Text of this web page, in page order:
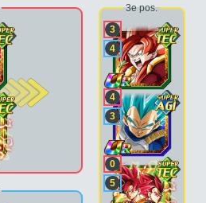
3e pos.
3
4
4
3
0
5